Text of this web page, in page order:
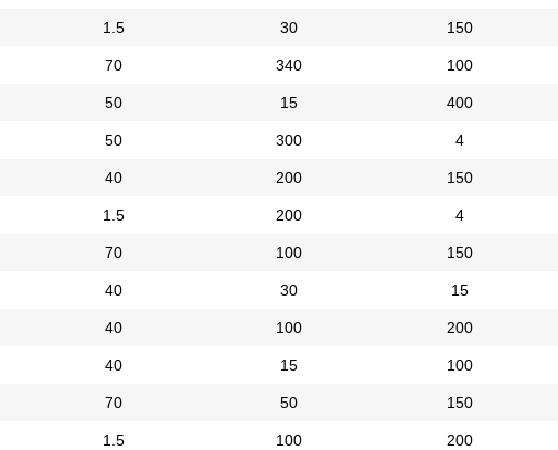
1.5 30 150
70 340 100
50 15 400
50 300 4
40 200 150
1.5 200 4
70 100 150
40 30 15
40 100 200
40 15 100
70 50 150
1.5 100 200